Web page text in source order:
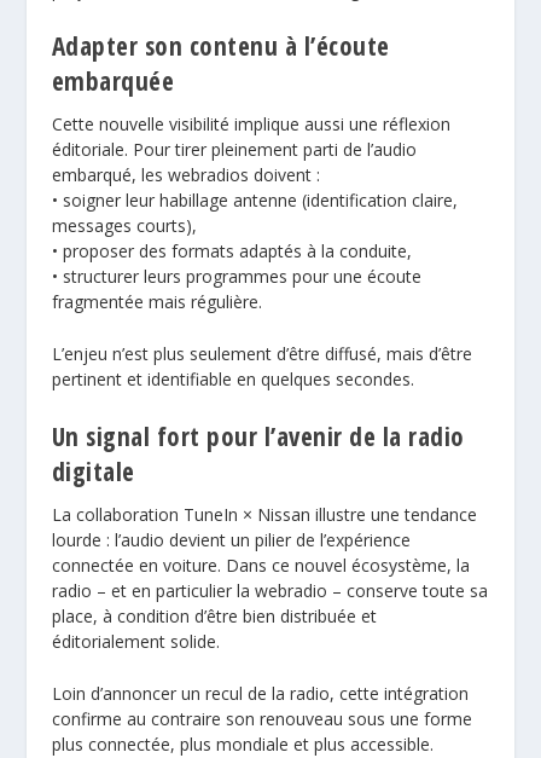
Adapter son contenu à l’écoute
embarquée
Cette nouvelle visibilité implique aussi une réflexion
éditoriale. Pour tirer pleinement parti de l’audio
embarqué, les webradios doivent :
• soigner leur habillage antenne (identification claire,
messages courts),
• proposer des formats adaptés à la conduite,
• structurer leurs programmes pour une écoute
fragmentée mais régulière.
L’enjeu n’est plus seulement d’être diffusé, mais d’être
pertinent et identifiable en quelques secondes.
Un signal fort pour l’avenir de la radio
digitale
La collaboration TuneIn × Nissan illustre une tendance
lourde : l’audio devient un pilier de l’expérience
connectée en voiture. Dans ce nouvel écosystème, la
radio – et en particulier la webradio – conserve toute sa
place, à condition d’être bien distribuée et
éditorialement solide.
Loin d’annoncer un recul de la radio, cette intégration
confirme au contraire son renouveau sous une forme
plus connectée, plus mondiale et plus accessible.